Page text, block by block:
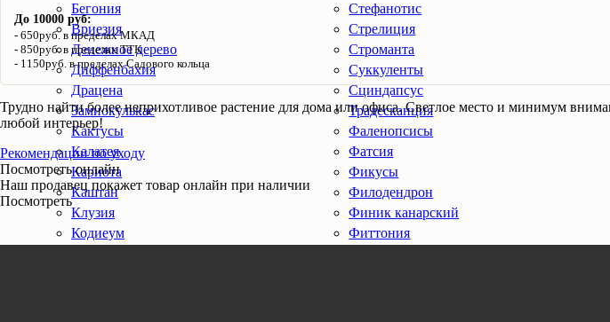
Бегония
Вриезия
Денежное дерево
Диффенбахия
Драцена
Замиокулькас
Кактусы
Калатея
Кариота
Каштан
Клузия
Кодиеум
Стефанотис
Стрелиция
Строманта
Суккуленты
Сциндапсус
Традесканция
Фаленопсисы
Фатсия
Фикусы
Филодендрон
Финик канарский
Фиттония
До 10000 руб:
650руб. в пределах МКАД
850руб. в пределах ТТК
1150руб. в пределах Садового кольца
Трудно найти более неприхотливое растение для дома или офиса. Светлое место и минимум
любой интерьер!
Рекомендации по уходу
Посмотреть онлайн
Наш продавец покажет товар онлайн при наличии
Посмотреть